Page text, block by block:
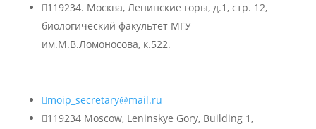
119234. Москва, Ленинские горы, д.1, стр. 12,
биологический факультет МГУ
им.М.В.Ломоносова, к.522.
moip_secretary@mail.ru
119234 Moscow, Leninskye Gory, Building 1,